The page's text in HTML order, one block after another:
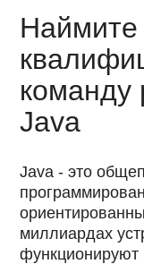
Наймите
команду
Java
Java - это
миллиардах